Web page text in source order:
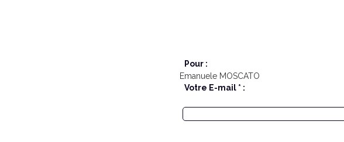
Pour :
Emanuele MOSCATO
Votre E-mail * :